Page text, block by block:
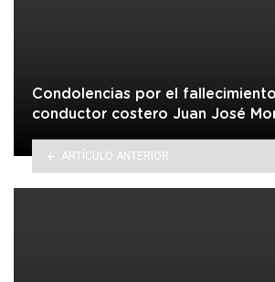
Condolencias por el
conductor costero Juan José
ARTÍCULO ANTERIOR